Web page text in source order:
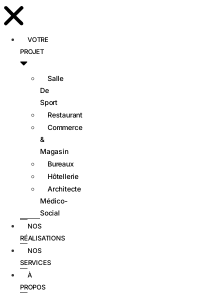
VOTRE
PROJET
Salle
De
Sport
Restaurant
Commerce
&
Magasin
Bureaux
Hôtellerie
Architecte
Médico-
Social
NOS
RÉALISATIONS
NOS
SERVICES
À
PROPOS